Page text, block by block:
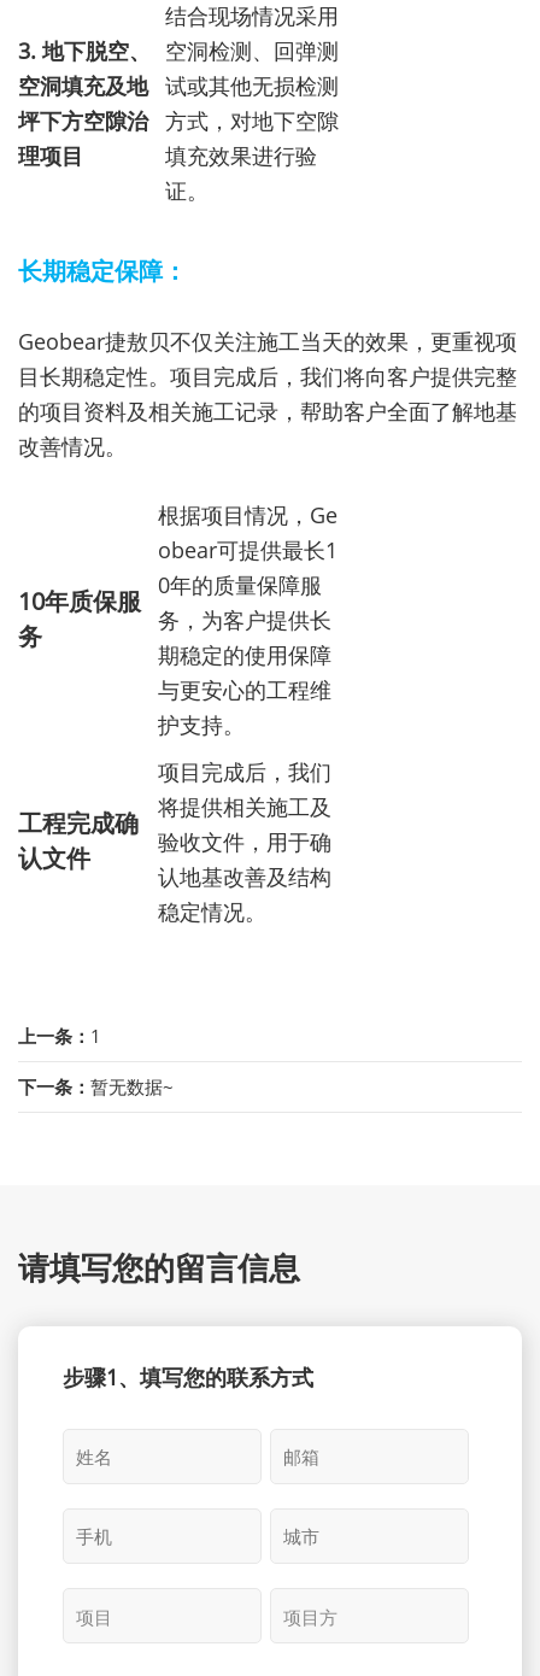
3. 地下脱空、
空洞填充及地
坪下方空隙治
理项目
结合现场情况采用
空洞检测、回弹测
试或其他无损检测
方式，对地下空隙
填充效果进行验
证。
长期稳定保障：
Geobear捷敖贝不仅关注施工当天的效果，更重视项
目长期稳定性。项目完成后，我们将向客户提供完整
的项目资料及相关施工记录，帮助客户全面了解地基
改善情况。
10年质保服
务
根据项目情况，Ge
obear可提供最长1
0年的质量保障服
务，为客户提供长
期稳定的使用保障
与更安心的工程维
护支持。
工程完成确
认文件
项目完成后，我们
将提供相关施工及
验收文件，用于确
认地基改善及结构
稳定情况。
上一条： 1
下一条： 暂无数据~
请填写您的留言信息
步骤1、填写您的联系方式